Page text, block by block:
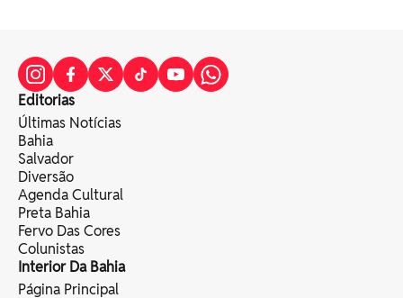
Editorias
Últimas Notícias
Bahia
Salvador
Diversão
Agenda Cultural
Preta Bahia
Fervo Das Cores
Colunistas
Interior Da Bahia
Página Principal